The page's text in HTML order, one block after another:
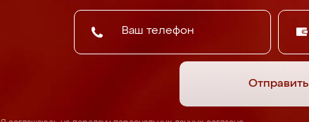
Отправить